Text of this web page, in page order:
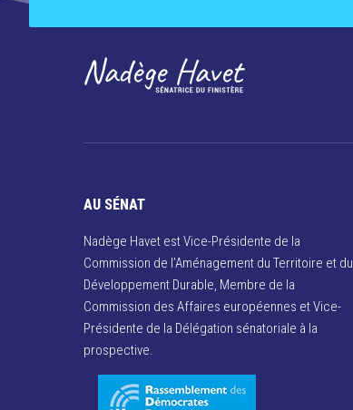
AU SÉNAT
Nadège Havet est Vice-Présidente de la
Commission de l’Aménagement du Territoire et du
Développement Durable, Membre de la
Commission des Affaires européennes et Vice-
Présidente de la Délégation sénatoriale à la
prospective.